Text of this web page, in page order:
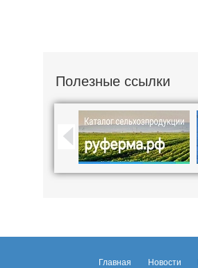
Полезные ссылки
Главная Новости